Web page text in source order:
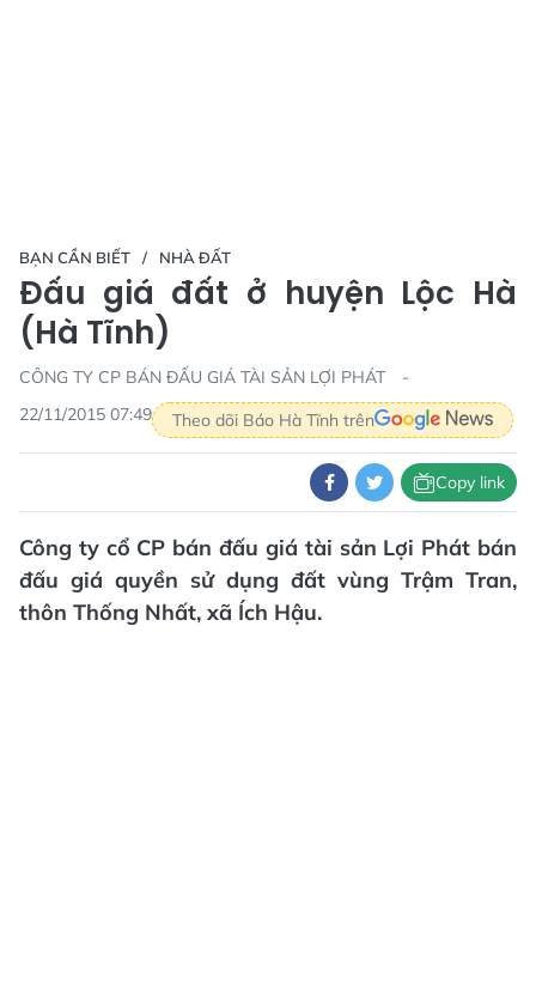
BẠN CẦN BIẾT NHÀ ĐẤT
Đấu giá đất ở huyện Lộc Hà
(Hà Tĩnh)
CÔNG TY CP BÁN ĐẤU GIÁ TÀI SẢN LỢI PHÁT
22/11/2015 07:49
Theo dõi Báo Hà Tĩnh trên
Copy link
Công ty cổ CP bán đấu giá tài sản Lợi Phát bán
đấu giá quyền sử dụng đất vùng Trậm Tran,
thôn Thống Nhất, xã Ích Hậu.